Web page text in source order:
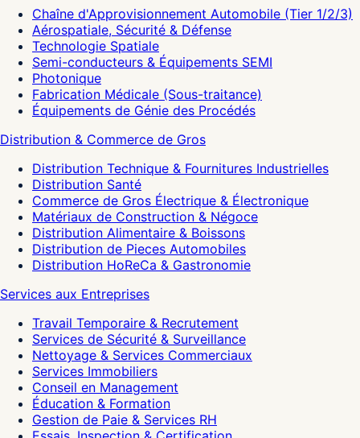
Chaîne d'Approvisionnement Automobile (Tier 1/2/3)
Aérospatiale, Sécurité & Défense
Technologie Spatiale
Semi-conducteurs & Équipements SEMI
Photonique
Fabrication Médicale (Sous-traitance)
Équipements de Génie des Procédés
Distribution & Commerce de Gros
Distribution Technique & Fournitures Industrielles
Distribution Santé
Commerce de Gros Électrique & Électronique
Matériaux de Construction & Négoce
Distribution Alimentaire & Boissons
Distribution de Pieces Automobiles
Distribution HoReCa & Gastronomie
Services aux Entreprises
Travail Temporaire & Recrutement
Services de Sécurité & Surveillance
Nettoyage & Services Commerciaux
Services Immobiliers
Conseil en Management
Éducation & Formation
Gestion de Paie & Services RH